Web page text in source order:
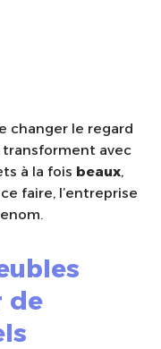
changer le regard
transforment avec
à la fois beaux,
faire, l’entreprise
de